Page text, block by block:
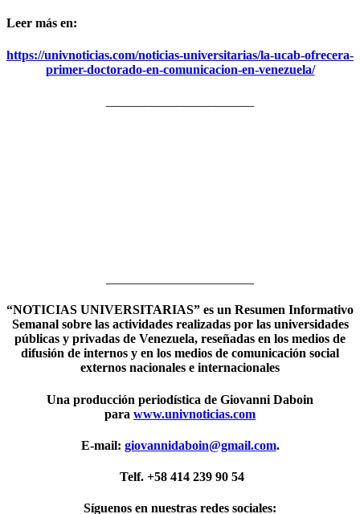
Leer más en:
https://univnoticias.com/noticias-universitarias/la-ucab-ofrecera-
primer-doctorado-en-comunicacion-en-venezuela/
“NOTICIAS UNIVERSITARIAS” es un Resumen Informativo
Semanal sobre las actividades realizadas por las universidades
públicas y privadas de Venezuela, reseñadas en los medios de
difusión de internos y en los medios de comunicación social
externos nacionales e internacionales
Una producción periodística de Giovanni Daboin
para www.univnoticias.com
E-mail: giovannidaboin@gmail.com.
Telf. +58 414 239 90 54
Síguenos en nuestras redes sociales: